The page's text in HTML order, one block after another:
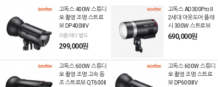
고독스 400W 스튜디
오 촬영 조명 스트로
보 DP400IIIV
리플렉터 별도
299,000원
고독스 AD300Pro II
2세대 아웃도어 플래
시 300W 스트로보
690,000원
고독스 600W 스튜디
오 촬영 조명 고속 동
조 스트로보 QT600II
고독스 600W 스튜디
오 촬영 조명 스트로
보 DP600IIIV